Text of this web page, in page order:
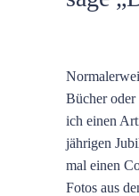
Bücher
ich einen
jährigen
mal einen
Fotos aus